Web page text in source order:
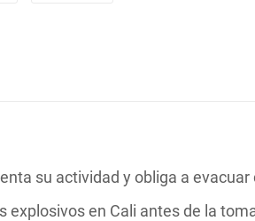
su actividad y obliga a evacuar
en Cali antes de la